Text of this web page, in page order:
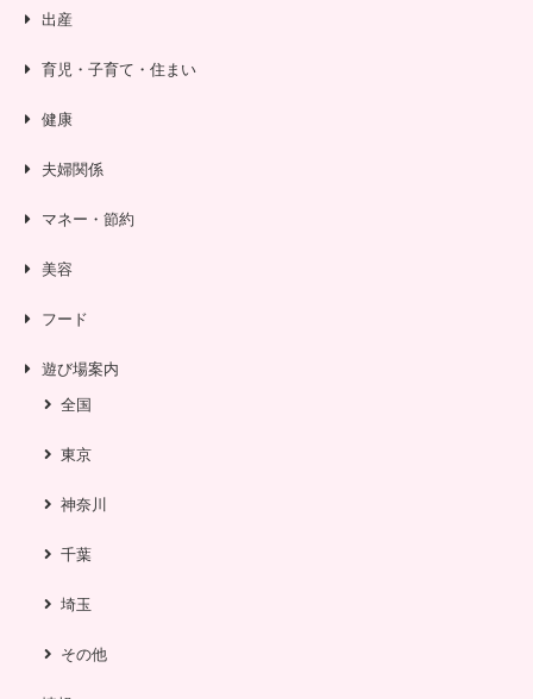
出産
育児・子育て・住まい
健康
夫婦関係
マネー・節約
美容
フード
遊び場案内
全国
東京
神奈川
千葉
埼玉
その他